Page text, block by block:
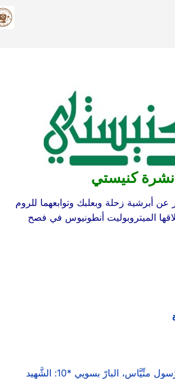
Skip
to
نشرة كنيستي
أبرشية زحلة وبعلبك وتوابعهما للروم
الميتروبوليت أنطونيوس في فصح
*9: الرَّسول متِّيَّاس، البارّ بسويي *10: الشَّهيد